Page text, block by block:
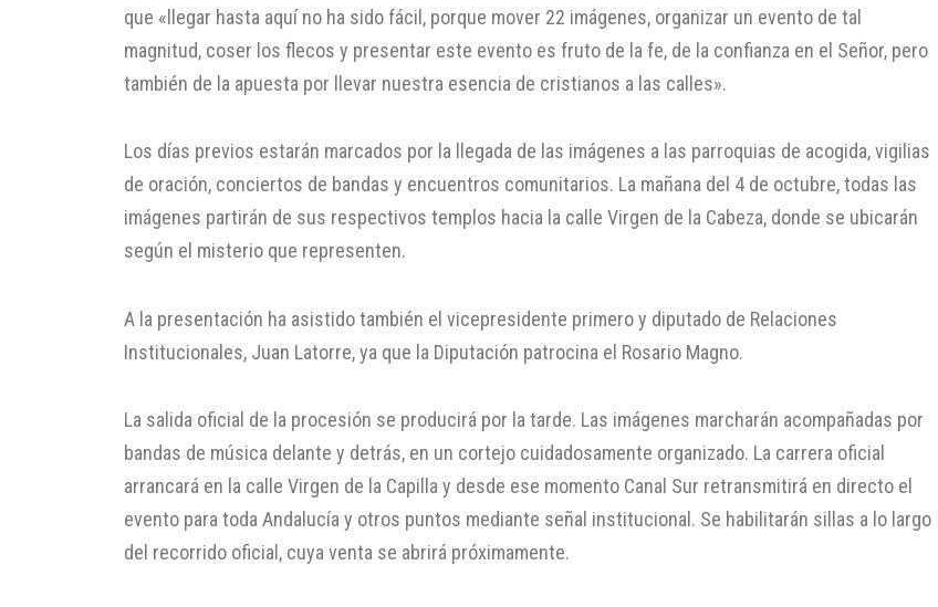
que «llegar hasta aquí no ha sido fácil, porque mover 22 imágenes, organizar un evento de tal
magnitud, coser los flecos y presentar este evento es fruto de la fe, de la confianza en el Señor, pero
también de la apuesta por llevar nuestra esencia de cristianos a las calles».
Los días previos estarán marcados por la llegada de las imágenes a las parroquias de acogida, vigilias
de oración, conciertos de bandas y encuentros comunitarios. La mañana del 4 de octubre, todas las
imágenes partirán de sus respectivos templos hacia la calle Virgen de la Cabeza, donde se ubicarán
según el misterio que representen.
A la presentación ha asistido también el vicepresidente primero y diputado de Relaciones
Institucionales, Juan Latorre, ya que la Diputación patrocina el Rosario Magno.
La salida oficial de la procesión se producirá por la tarde. Las imágenes marcharán acompañadas por
bandas de música delante y detrás, en un cortejo cuidadosamente organizado. La carrera oficial
arrancará en la calle Virgen de la Capilla y desde ese momento Canal Sur retransmitirá en directo el
evento para toda Andalucía y otros puntos mediante señal institucional. Se habilitarán sillas a lo largo
del recorrido oficial, cuya venta se abrirá próximamente.